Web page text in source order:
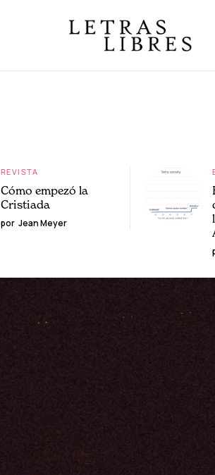
REVISTA
Cómo empezó la
Cristiada
por Jean Meyer